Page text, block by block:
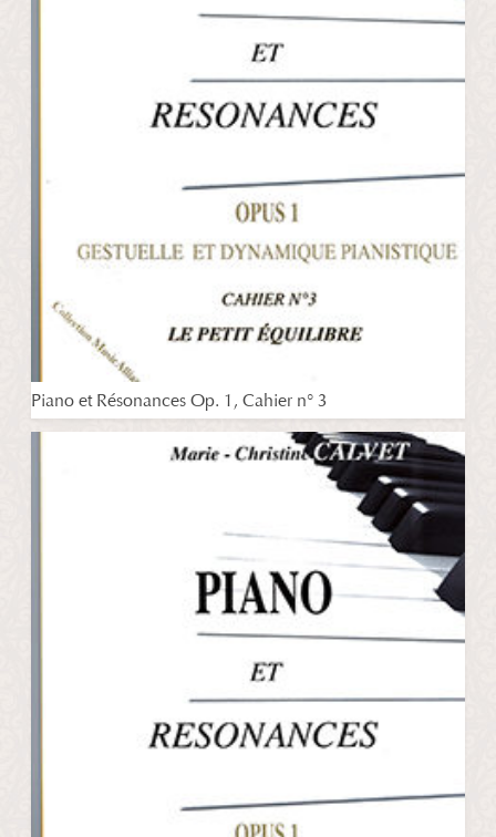
Piano et Résonances Op. 1, Cahier n° 3